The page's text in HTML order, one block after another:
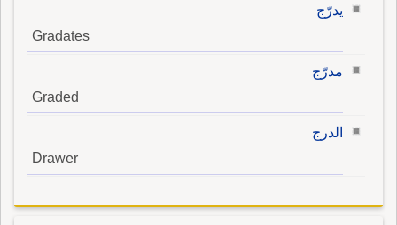
يدرّج
Gradates
مدرّج
Graded
الدرج
Drawer